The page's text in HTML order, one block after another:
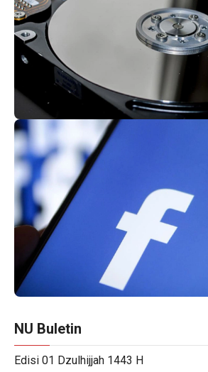
NU Buletin
Edisi 01 Dzulhijjah 1443 H